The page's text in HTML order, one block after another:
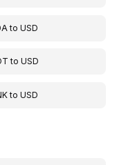
toUSD
toUSD
toUSD